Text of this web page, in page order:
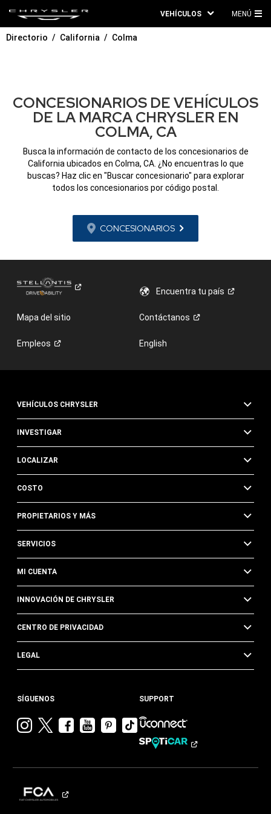
VEHÍCULOS MENÚ
Directorio California Colma
CONCESIONARIOS DE VEHÍCULOS
DE LA MARCA CHRYSLER EN
COLMA, CA
Busca la información de contacto de los concesionarios de
California ubicados en Colma, CA. ¿No encuentras lo que
buscas? Haz clic en "Buscar concesionario" para explorar
todos los concesionarios por código postal.
CONCESIONARIOS
Encuentra tupaís
Mapa del sitio Contáctanos
Empleos English
VEHÍCULOS CHRYSLER
INVESTIGAR
LOCALIZAR
COSTO
PROPIETARIOS Y MÁS
SERVICIOS
MI CUENTA
INNOVACIÓN DE CHRYSLER
CENTRO DE PRIVACIDAD
LEGAL
SÍGUENOS
VisitarVisitarVisitar
Chrysler en
Visitar
Chrysler en
Visitar
Chrysler en
Pinterest
Visita
Chrysler
Tik
SUPPORT